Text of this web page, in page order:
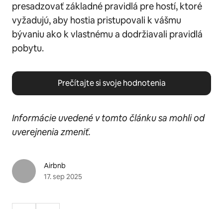
presadzovať základné pravidlá pre hostí, ktoré
vyžadujú, aby hostia pristupovali k vášmu
bývaniu ako k vlastnému a dodržiavali pravidlá
pobytu.
Prečítajte si svoje hodnotenia
Informácie uvedené v tomto článku sa mohli od
uverejnenia zmeniť.
Airbnb
17. sep 2025